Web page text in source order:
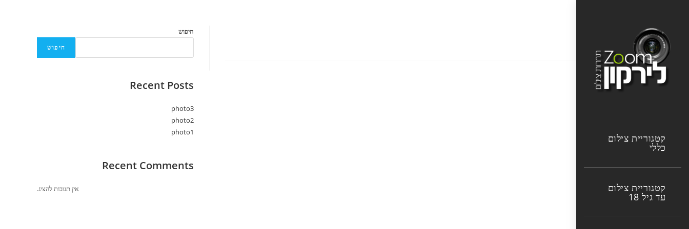
content
קטגוריית צילום
כללי
קטגוריית צילום
עד גיל 18
עדן ברק חיפוש
חיפוש
Recent Posts
photo3
photo2
photo1
Recent Comments
אין תגובות להציג.